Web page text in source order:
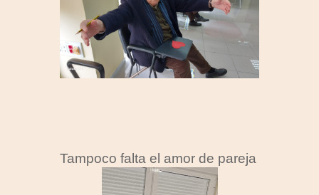
Tampoco falta el amor de pareja